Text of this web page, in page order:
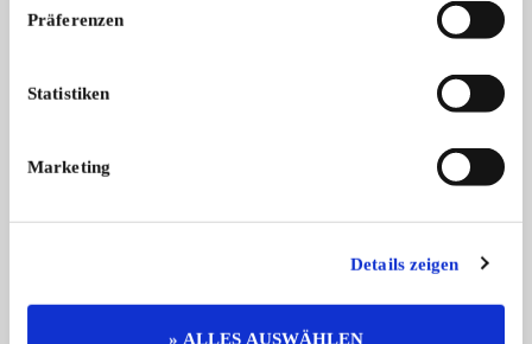
Präferenzen
Statistiken
Marketing
Details zeigen
» ALLES AUSWÄHLEN
Inserat im Auftrag meines Bruders : ...
Das könnte Sie auch interessieren
ALLE ANZEIGEN
13